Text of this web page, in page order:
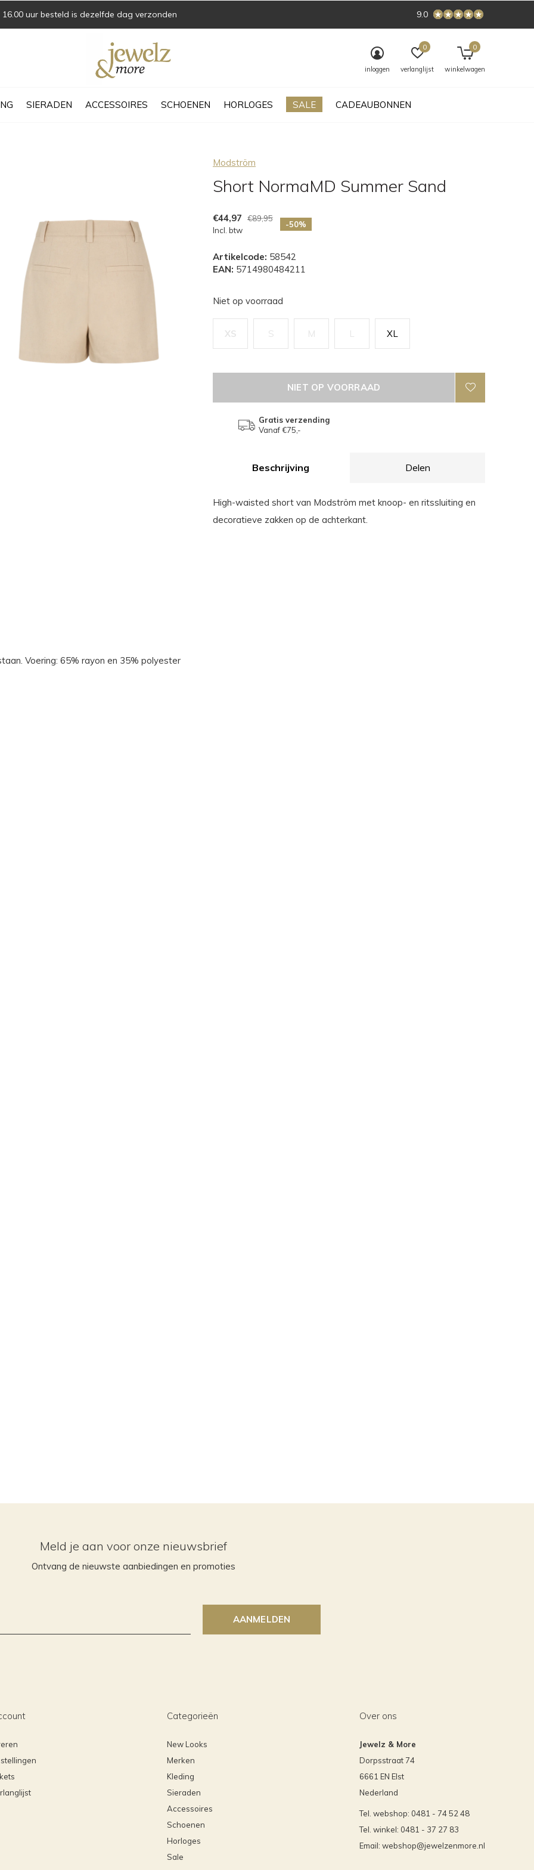
SIERADEN ACCESSOIRES SCHOENEN HORLOGES SALE CADEAUBONNEN
inloggen verlanglijst
0
winkelwagen
0
uur besteld is dezelfde dag verzonden 9.0
Modström
Short NormaMD Summer Sand
€44,97
€89,95
Incl. btw
-50%
Artikelcode: 58542
EAN: 5714980484211
Niet op voorraad
XS S M L XL
NIET OP VOORRAAD
Gratis verzending
Vanaf €75,-
Beschrijving Delen
High-waisted short van Modström met knoop- en ritssluiting en
decoratieve zakken op de achterkant.
Voering: 65% rayon en 35% polyester
Meld je aan voor onze nieuwsbrief
Ontvang de nieuwste aanbiedingen en promoties
AANMELDEN
Categorieën
New Looks
Merken
Kleding
Sieraden
Accessoires
Schoenen
Horloges
Sale
Over ons
Jewelz & More
Dorpsstraat 74
6661 EN Elst
Nederland
Tel. webshop: 0481 - 74 52 48
Tel. winkel: 0481 - 37 27 83
Email: webshop@jewelzenmore.nl